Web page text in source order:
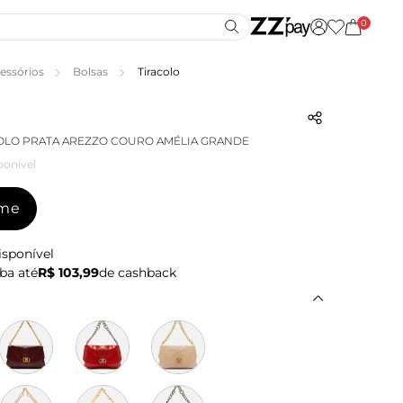
0
Bolsas Tiracolo
PRATA AREZZO COURO AMÉLIA GRANDE
atéR$ 103,99de cashback